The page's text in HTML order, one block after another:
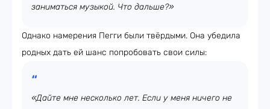
заниматься музыкой. Что дальше?»
Однако намерения Пегги были твёрдыми. Она убедила
родных дать ей шанс попробовать свои силы:
«Дайте мне несколько лет. Если у меня ничего не